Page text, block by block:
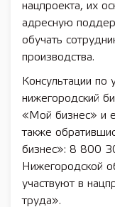
нацпроекта, их
адресную
обучать
производства.
Консультации по
нижегородский
«Мой бизнес» и
также
бизнес»: 8 800
Нижегородской
участвуют в
труда».